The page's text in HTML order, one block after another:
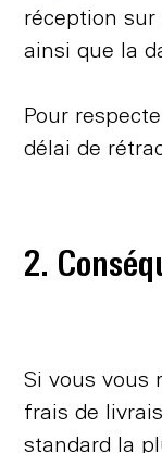
réception
ainsi que la
Pour
délai de
2.
Si vous vous
frais de
standard la